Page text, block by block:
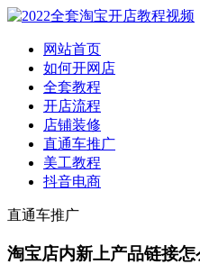
网站首页
如何开网店
全套教程
开店流程
店铺装修
直通车推广
美工教程
抖音电商
直通车推广
淘宝店内新上产品链接